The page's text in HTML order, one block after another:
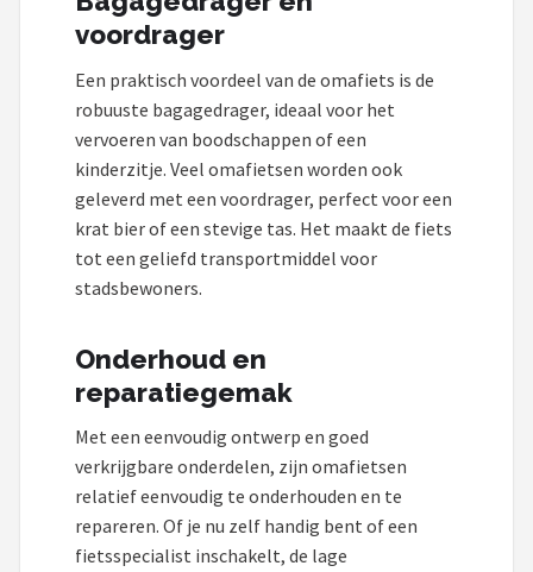
voordrager
Een praktisch voordeel van de omafiets is de
robuuste bagagedrager, ideaal voor het
vervoeren van boodschappen of een
kinderzitje. Veel omafietsen worden ook
geleverd met een voordrager, perfect voor een
krat bier of een stevige tas. Het maakt de fiets
tot een geliefd transportmiddel voor
stadsbewoners.
Onderhoud en
reparatiegemak
Met een eenvoudig ontwerp en goed
verkrijgbare onderdelen, zijn omafietsen
relatief eenvoudig te onderhouden en te
repareren. Of je nu zelf handig bent of een
fietsspecialist inschakelt, de lage